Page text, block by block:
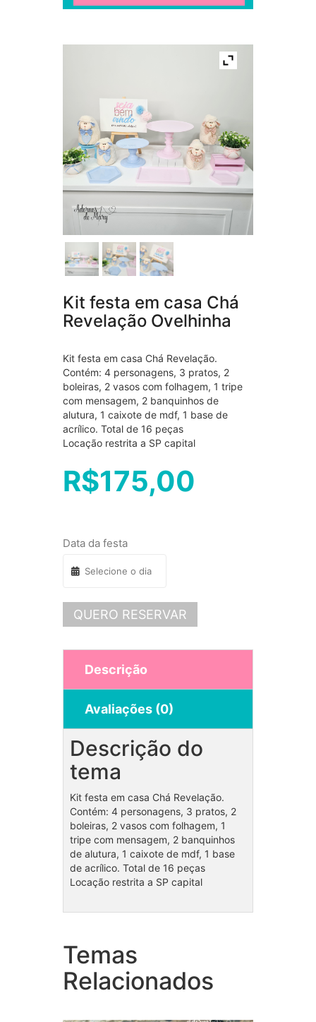
Kit festa em casa Chá
Revelação Ovelhinha
Kit festa em casa Chá Revelação.
Contém: 4 personagens, 3 pratos, 2
boleiras, 2 vasos com folhagem, 1 tripe
com mensagem, 2 banquinhos de
alutura, 1 caixote de mdf, 1 base de
acrílico. Total de 16 peças
Locação restrita a SP capital
R$175,00
Data da festa
QUERO RESERVAR
Descrição
Avaliações (0)
Descrição do
tema
Kit festa em casa Chá Revelação.
Contém: 4 personagens, 3 pratos, 2
boleiras, 2 vasos com folhagem, 1
tripe com mensagem, 2 banquinhos
de alutura, 1 caixote de mdf, 1 base
de acrílico. Total de 16 peças
Locação restrita a SP capital
Temas
Relacionados
Coleção Freddie Mercury